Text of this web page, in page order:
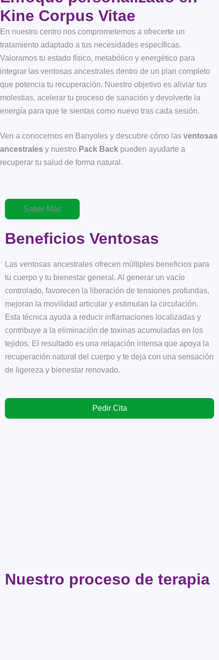
Kine Corpus Vitae
En nuestro centro nos comprometemos a ofrecerte un
tratamiento adaptado a tus necesidades específicas.
Valoramos tu estado físico, metabólico y energético para
integrar las ventosas ancestrales dentro de un plan completo
que potencia tu recuperación. Nuestro objetivo es aliviar tus
molestias, acelerar tu proceso de sanación y devolverte la
energía para que te sientas como nuevo tras cada sesión.
Ven a conocernos en Banyoles y descubre cómo las ventosas
ancestrales y nuestro Pack Back pueden ayudarte a
recuperar tu salud de forma natural.
Saber Más
Beneficios Ventosas
Las ventosas ancestrales ofrecen múltiples beneficios para
tu cuerpo y tu bienestar general. Al generar un vacío
controlado, favorecen la liberación de tensiones profundas,
mejoran la movilidad articular y estimulan la circulación.
Esta técnica ayuda a reducir inflamaciones localizadas y
contribuye a la eliminación de toxinas acumuladas en los
tejidos. El resultado es una relajación intensa que apoya la
recuperación natural del cuerpo y te deja con una sensación
de ligereza y bienestar renovado.
Pedir Cita
Nuestro proceso de terapia